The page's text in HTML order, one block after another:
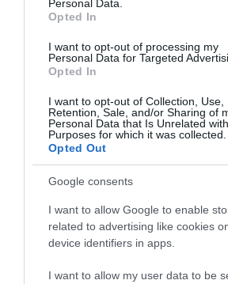
Personal Data.
Opted In
I want to opt-out of processing my
Personal Data for Targeted
Opted In
I want to opt-out of Collection, Use,
Retention, Sale, and/or Sharing of
Personal Data that Is Unrelated
Purposes for which it was collected.
Opted Out
Google consents
I want to allow Google to enable
related to advertising like cookies
device identifiers in apps.
I want to allow my user data to be